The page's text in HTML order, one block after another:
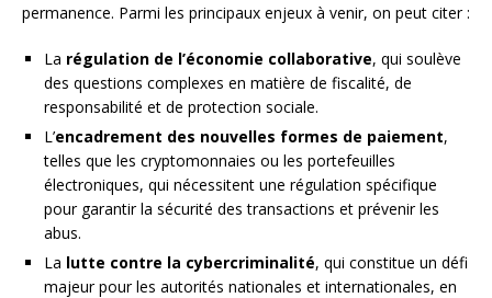
permanence. Parmi les principaux enjeux à venir, on peut citer :
La régulation de l’économie collaborative, qui soulève
des questions complexes en matière de fiscalité, de
responsabilité et de protection sociale.
L’encadrement des nouvelles formes de paiement,
telles que les cryptomonnaies ou les portefeuilles
électroniques, qui nécessitent une régulation spécifique
pour garantir la sécurité des transactions et prévenir les
abus.
La lutte contre la cybercriminalité, qui constitue un défi
majeur pour les autorités nationales et internationales, en